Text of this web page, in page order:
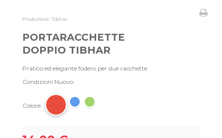
Produttore: Tibhar
PORTARACCHETTE
DOPPIO TIBHAR
Pratico ed elegante fodero per due racchette.
Condizioni Nuovo
Colore: